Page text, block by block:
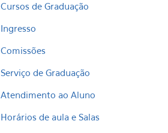
Cursos de Graduação
Ingresso
Comissões
Serviço de Graduação
Atendimento ao Aluno
Horários de aula e Salas